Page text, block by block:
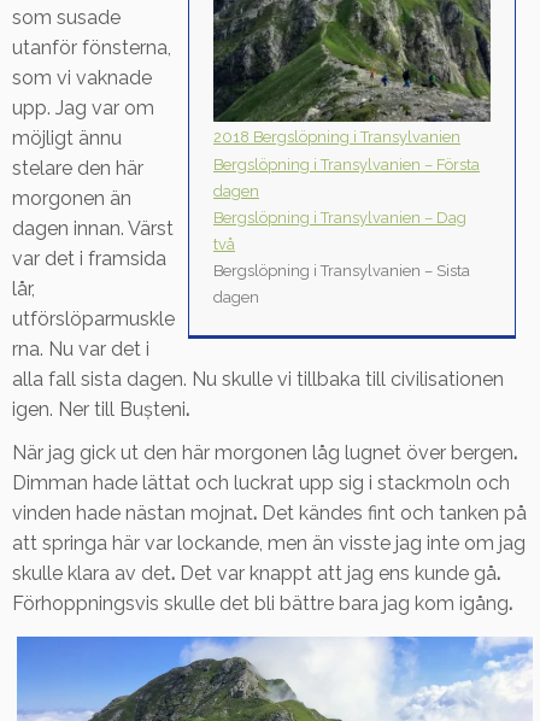
2018 Bergslöpning i Transylvanien
Bergslöpning i Transylvanien – Första
dagen
Bergslöpning i Transylvanien – Dag
två
Bergslöpning i Transylvanien – Sista
dagen
som susade
utanför fönsterna,
som vi vaknade
upp. Jag var om
möjligt ännu
stelare den här
morgonen än
dagen innan. Värst
var det i framsida
lår,
utförslöparmuskle
rna. Nu var det i
alla fall sista dagen. Nu skulle vi tillbaka till civilisationen
igen. Ner till Bușteni.
När jag gick ut den här morgonen låg lugnet över bergen.
Dimman hade lättat och luckrat upp sig i stackmoln och
vinden hade nästan mojnat. Det kändes fint och tanken på
att springa här var lockande, men än visste jag inte om jag
skulle klara av det. Det var knappt att jag ens kunde gå.
Förhoppningsvis skulle det bli bättre bara jag kom igång.